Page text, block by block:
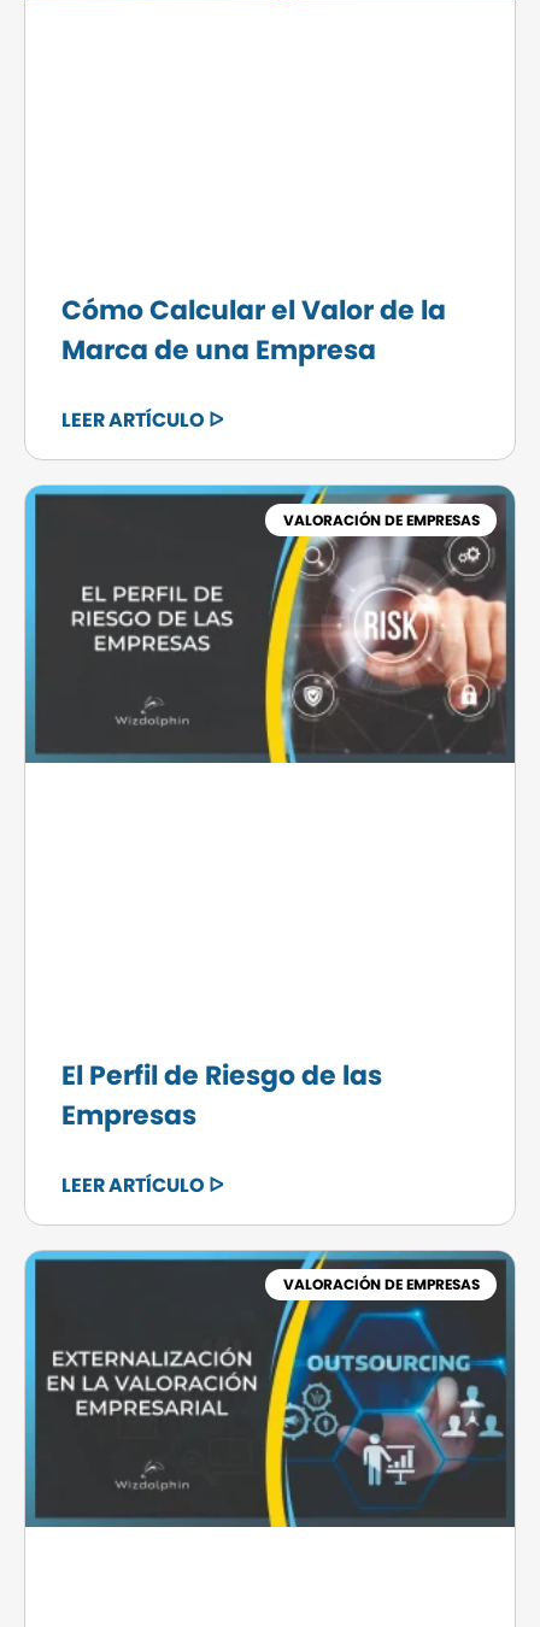
Cómo Calcular el Valor de la
Marca de una Empresa
LEER ARTÍCULO ᐅ
VALORACIÓN DE EMPRESAS
El Perfil de Riesgo de las
Empresas
LEER ARTÍCULO ᐅ
VALORACIÓN DE EMPRESAS